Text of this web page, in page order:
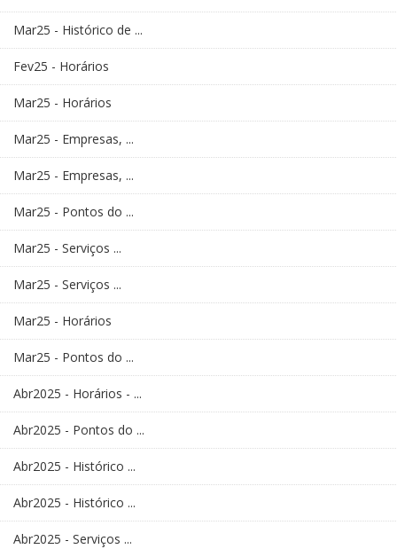
Mar25 - Histórico de ...
Fev25 - Horários
Mar25 - Horários
Mar25 - Empresas, ...
Mar25 - Empresas, ...
Mar25 - Pontos do ...
Mar25 - Serviços ...
Mar25 - Serviços ...
Mar25 - Horários
Mar25 - Pontos do ...
Abr2025 - Horários - ...
Abr2025 - Pontos do ...
Abr2025 - Histórico ...
Abr2025 - Histórico ...
Abr2025 - Serviços ...